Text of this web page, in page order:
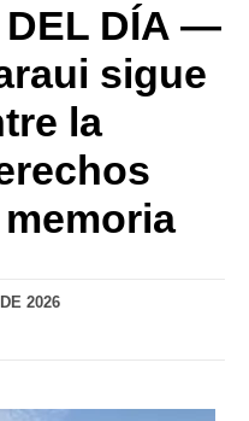
DEL DÍA —
sigue
la
2026